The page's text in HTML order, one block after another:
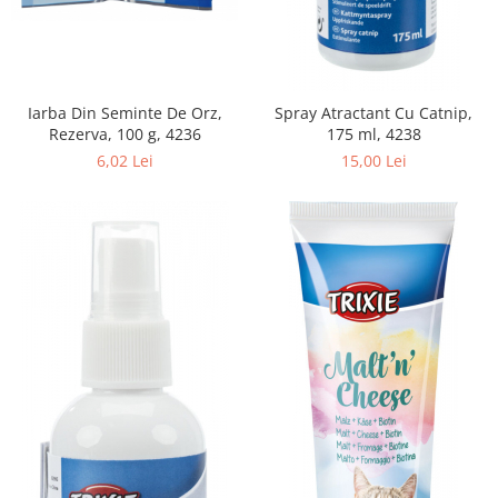
Iarba Din Seminte De Orz,
Rezerva, 100 g, 4236
6,02 Lei
Spray Atractant Cu Catnip,
175 ml, 4238
15,00 Lei